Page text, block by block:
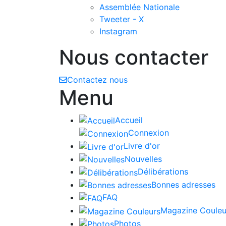
Assemblée Nationale
Tweeter - X
Instagram
Nous contacter
Contactez nous
Menu
Accueil
Connexion
Livre d'or
Nouvelles
Délibérations
Bonnes adresses
FAQ
Magazine
Photos